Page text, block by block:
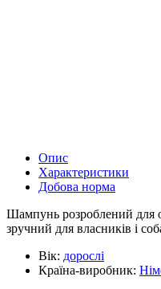
Опис
Характеристики
Добова норма
Шампунь розроблений для
зручний для власників і
Вік: дорослі
Країна-виробник: